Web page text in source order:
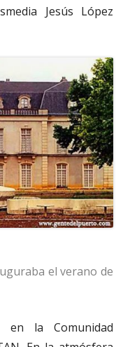
Jesús López
el verano de
en la Comunidad